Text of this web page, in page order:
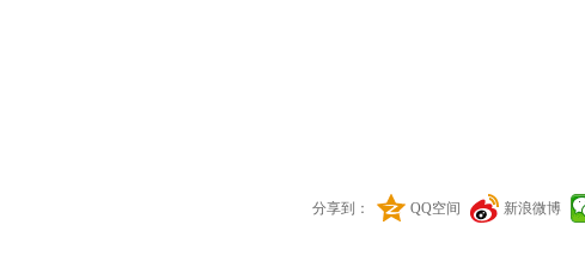
分享到： QQ空间 新浪微博